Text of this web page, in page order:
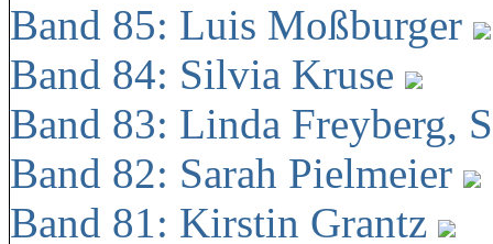
Band 85: Luis Moßburger
Band 84: Silvia Kruse
Band 83: Linda Freyberg,
Band 82: Sarah Pielmeier
Band 81: Kirstin Grantz